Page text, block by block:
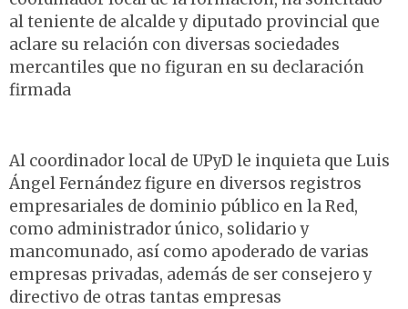
al teniente de alcalde y diputado provincial que
aclare su relación con diversas sociedades
mercantiles que no figuran en su declaración
firmada
Al coordinador local de UPyD le inquieta que Luis
Ángel Fernández figure en diversos registros
empresariales de dominio público en la Red,
como administrador único, solidario y
mancomunado, así como apoderado de varias
empresas privadas, además de ser consejero y
directivo de otras tantas empresas